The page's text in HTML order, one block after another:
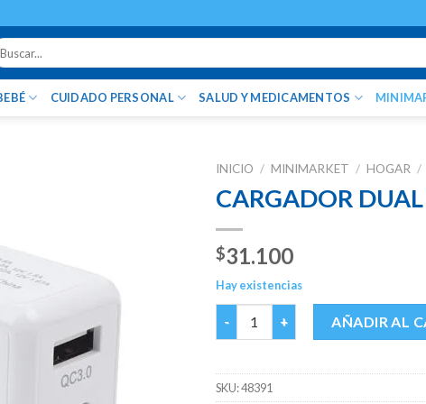
CUIDADO PERSONAL SALUD Y MEDICAMENTOS
INICIO / MINIMARKET / HOGAR /
CARGADOR
$31.100
Hay existencias
CARGADOR DUAL USB + TIPO C
AÑADIR AL
SKU:48391